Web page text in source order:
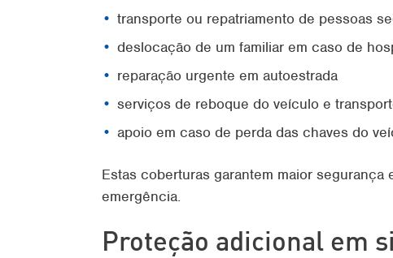
transporte ou repatriamento de pessoas
deslocação de um familiar em caso de
reparação urgente em autoestrada
serviços de reboque do veículo e
apoio em caso de perda das chaves do
Estas coberturas garantem maior segurança
emergência.
Proteção adicional em